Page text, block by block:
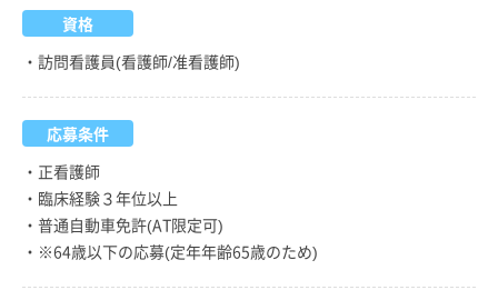
資格
・訪問看護員(看護師/准看護師)
応募条件
・正看護師
・臨床経験３年位以上
・普通自動車免許(AT限定可)
・※64歳以下の応募(定年年齢65歳のため)